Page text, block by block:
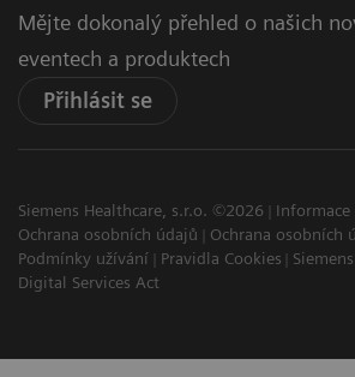
Mějte dokonalý přehled o našich
eventech a produktech
Přihlásit se
Siemens Healthcare, s.r.o. ©2026
Informace
Ochrana osobních údajů
Ochrana osobních
Podmínky užívání
Pravidla Cookies
Digital Services Act